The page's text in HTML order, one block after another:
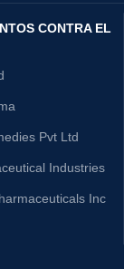
CONTRA EL
Pvt Ltd
Industries
Inc